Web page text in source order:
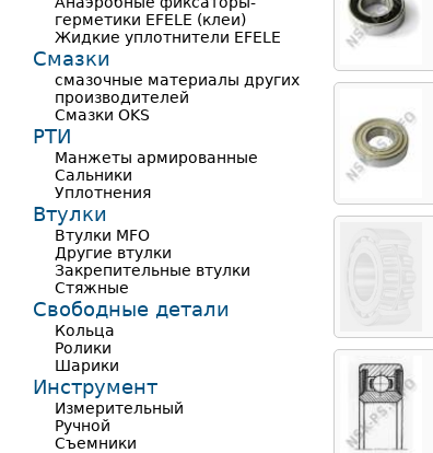
герметики EFELE (клеи)
Жидкие уплотнители EFELE
Смазки
смазочные материалы других
производителей
Смазки OKS
РТИ
Манжеты армированные
Сальники
Уплотнения
Втулки
Втулки MFO
Другие втулки
Закрепительные втулки
Стяжные
Свободные детали
Кольца
Ролики
Шарики
Инструмент
Измерительный
Ручной
Съемники